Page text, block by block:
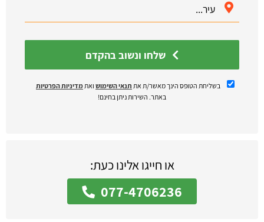
בשליחת הטופס הינך מאשר/ת את תנאי השימוש ואתמדיניות הפרטיות
באתר. השירות ניתן בחינם!
או חייגו אלינו כעת:
077-4706236